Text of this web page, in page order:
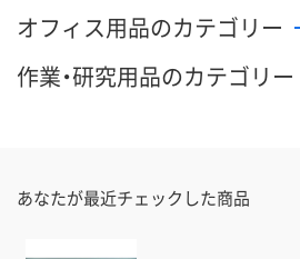
オフィス用品のカテゴリー
作業・研究用品のカテゴリー
あなたが最近チェックした商品